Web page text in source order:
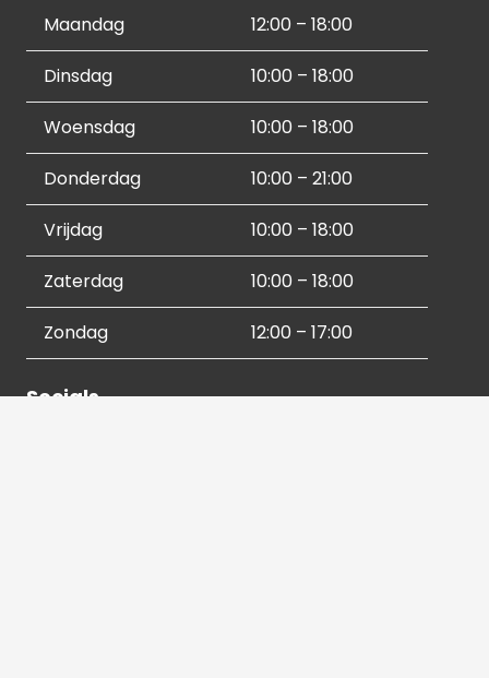
Maandag 12:00 – 18:00
Dinsdag 10:00 – 18:00
Woensdag 10:00 – 18:00
Donderdag 10:00 – 21:00
Vrijdag 10:00 – 18:00
Zaterdag 10:00 – 18:00
Zondag 12:00 – 17:00
Socials